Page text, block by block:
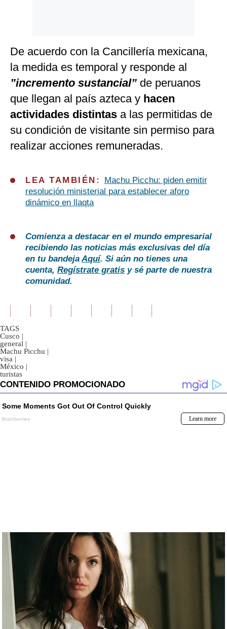
De acuerdo con la Cancillería mexicana,
la medida es temporal y responde al
”incremento sustancial” de peruanos
que llegan al país azteca y hacen
actividades distintas a las permitidas de
su condición de visitante sin permiso para
realizar acciones remuneradas.
LEA TAMBIÉN:
Machu Picchu: piden emitir
resolución ministerial para establecer aforo
dinámico en llaqta
Comienza a destacar en el mundo empresarial
recibiendo las noticias más exclusivas del día
en tu bandejaAquí. Si aún no tienes una
cuenta, Regístrate gratis y sé parte de nuestra
comunidad.
TAGS
Cusco |
general |
Machu Picchu |
visa |
México |
turistas